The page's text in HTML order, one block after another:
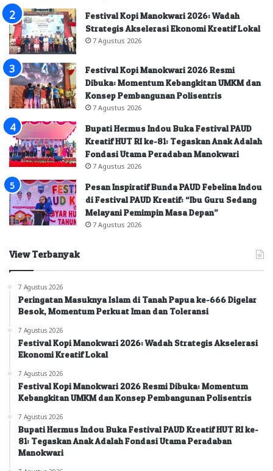
Festival Kopi Manokwari 2026: Wadah
Strategis Akselerasi Ekonomi Kreatif Lokal
7 Agustus 2026
Festival Kopi Manokwari 2026 Resmi
Dibuka: Momentum Kebangkitan UMKM dan
Konsep Pembangunan Polisentris
7 Agustus 2026
Bupati Hermus Indou Buka Festival PAUD
Kreatif HUT RI ke-81: Tegaskan Anak Adalah
Fondasi Utama Peradaban Manokwari
7 Agustus 2026
Pesan Inspiratif Bunda PAUD Febelina Indou
di Festival PAUD Kreatif: “Ibu Guru Sedang
Melayani Pemimpin Masa Depan”
7 Agustus 2026
View Terbanyak
7 Agustus 2026
Peringatan Masuknya Islam di Tanah Papua ke-666 Digelar
Besok, Momentum Perkuat Iman dan Toleransi
7 Agustus 2026
Festival Kopi Manokwari 2026: Wadah Strategis Akselerasi
Ekonomi Kreatif Lokal
7 Agustus 2026
Festival Kopi Manokwari 2026 Resmi Dibuka: Momentum
Kebangkitan UMKM dan Konsep Pembangunan Polisentris
7 Agustus 2026
Bupati Hermus Indou Buka Festival PAUD Kreatif HUT RI ke-
81: Tegaskan Anak Adalah Fondasi Utama Peradaban
Manokwari